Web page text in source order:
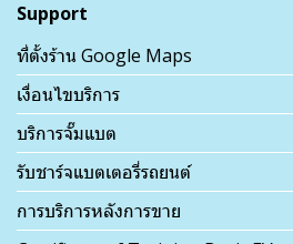
Support
ที่ตั้งร้าน Google Maps
เงื่อนไขบริการ
บริการจั๊มแบต
รับชาร์จแบตเตอรี่รถยนต์
การบริการหลังการขาย